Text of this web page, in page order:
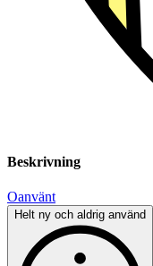
Beskrivning
Oanvänt
Helt ny och aldrig använd